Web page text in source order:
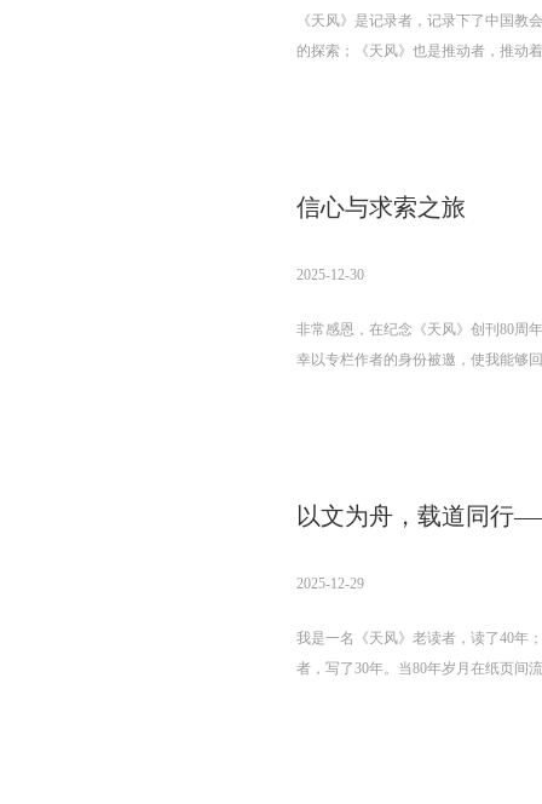
《天风》是记录者，记录下了中国教
的探索；《天风》也是推动者，推动
信心与求索之旅
2025-12-30
非常感恩，在纪念《天风》创刊80周
幸以专栏作者的身份被邀，使我能够
2025-12-29
我是一名《天风》老读者，读了40年
者，写了30年。当80年岁月在纸页间